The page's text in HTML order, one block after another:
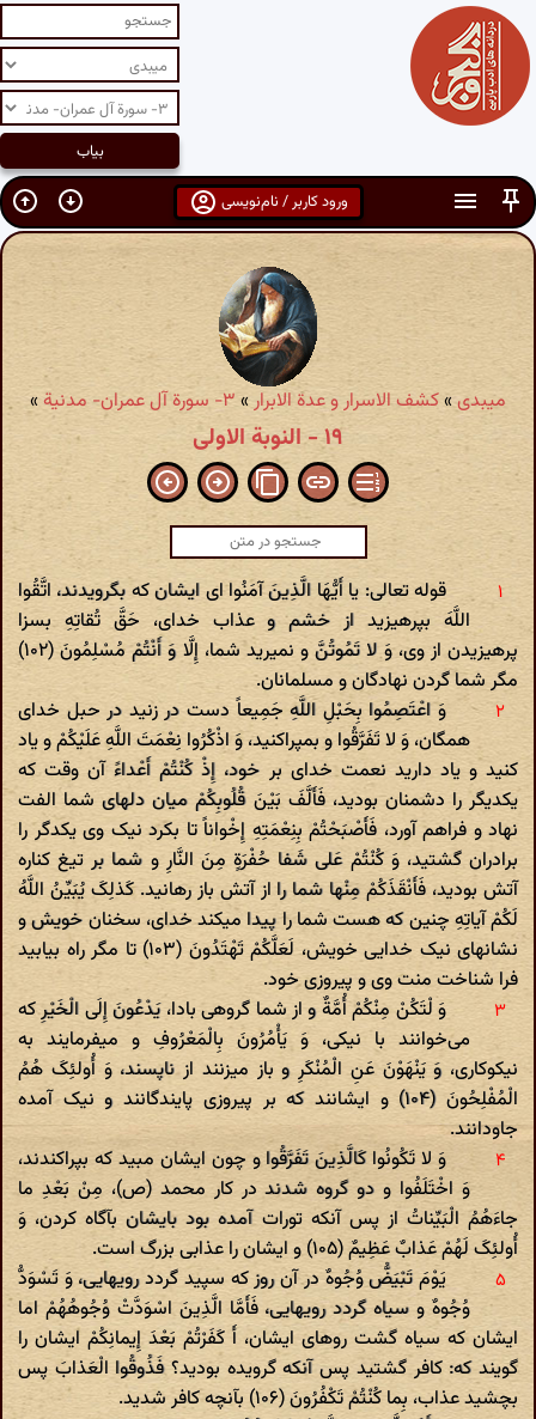
ورود کاربر / نام‌نویسی
میبدی»کشف الاسرار و عدة الابرار»۳- سورة آل عمران- مدنیة »
۱۹ - النوبة الاولى
قوله تعالی: یا أَیُّهَا الَّذِینَ آمَنُوا ای ایشان که بگرویدند، اتَّقُوا
اللَّهَ بپرهیزید از خشم و عذاب خدای، حَقَّ تُقاتِهِ بسزا
پرهیزیدن از وی، وَ لا تَمُوتُنَّ و نمیرید شما، إِلَّا وَ أَنْتُمْ مُسْلِمُونَ (۱۰۲)
مگر شما گردن نهادگان و مسلمانان.
وَ اعْتَصِمُوا بِحَبْلِ اللَّهِ جَمِیعاً دست در زنید در حبل خدای
همگان، وَ لا تَفَرَّقُوا و بمپراکنید، وَ اذْکُرُوا نِعْمَتَ اللَّهِ عَلَیْکُمْ و یاد
کنید و یاد دارید نعمت خدای بر خود، إِذْ کُنْتُمْ أَعْداءً آن وقت که
یکدیگر را دشمنان بودید، فَأَلَّفَ بَیْنَ قُلُوبِکُمْ میان دلهای شما الفت
نهاد و فراهم آورد، فَأَصْبَحْتُمْ بِنِعْمَتِهِ إِخْواناً تا بکرد نیک وی یکدگر را
برادران گشتید، وَ کُنْتُمْ عَلی‌ شَفا حُفْرَةٍ مِنَ النَّارِ و شما بر تیغ کناره
آتش بودید، فَأَنْقَذَکُمْ مِنْها شما را از آتش باز رهانید. کَذلِکَ یُبَیِّنُ اللَّهُ
لَکُمْ آیاتِهِ چنین که هست شما را پیدا میکند خدای، سخنان خویش و
نشانهای نیک خدایی خویش، لَعَلَّکُمْ تَهْتَدُونَ (۱۰۳) تا مگر راه بیابید
فرا شناخت منت وی و پیروزی خود.
وَ لْتَکُنْ مِنْکُمْ أُمَّةٌ و از شما گروهی بادا، یَدْعُونَ إِلَی الْخَیْرِ که
می‌خوانند با نیکی، وَ یَأْمُرُونَ بِالْمَعْرُوفِ و میفرمایند به
نیکوکاری، وَ یَنْهَوْنَ عَنِ الْمُنْکَرِ و باز میزنند از ناپسند، وَ أُولئِکَ هُمُ
الْمُفْلِحُونَ (۱۰۴) و ایشانند که بر پیروزی پایندگانند و نیک آمده
جاودانند.
وَ لا تَکُونُوا کَالَّذِینَ تَفَرَّقُوا و چون ایشان مبید که بپراکندند،
وَ اخْتَلَفُوا و دو گروه شدند در کار محمد (ص)، مِنْ بَعْدِ ما
جاءَهُمُ الْبَیِّناتُ از پس آنکه تورات آمده بود بایشان بآگاه کردن، وَ
أُولئِکَ لَهُمْ عَذابٌ عَظِیمٌ (۱۰۵) و ایشان را عذابی بزرگ است.
یَوْمَ تَبْیَضُّ وُجُوهٌ در آن روز که سپید گردد رویهایی، وَ تَسْوَدُّ
وُجُوهٌ و سیاه گردد رویهایی، فَأَمَّا الَّذِینَ اسْوَدَّتْ وُجُوهُهُمْ اما
ایشان که سیاه گشت روهای ایشان، أَ کَفَرْتُمْ بَعْدَ إِیمانِکُمْ ایشان را
گویند که: کافر گشتید پس آنکه گرویده بودید؟ فَذُوقُوا الْعَذابَ پس
بچشید عذاب، بِما کُنْتُمْ تَکْفُرُونَ (۱۰۶) بآنچه کافر شدید.